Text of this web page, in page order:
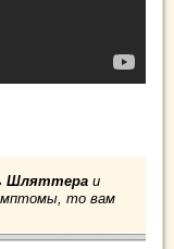
Шляттера и
то вам